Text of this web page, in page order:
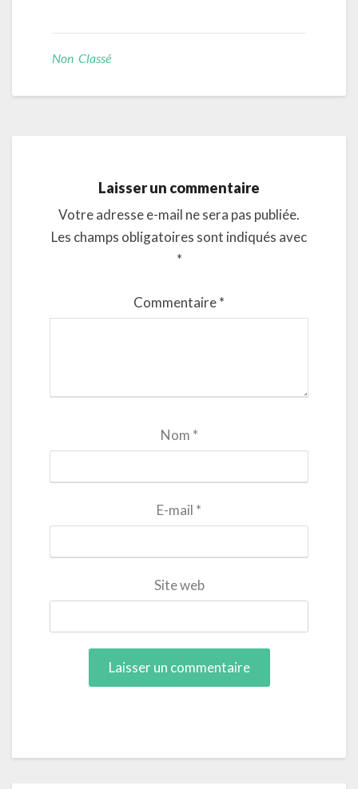
Non Classé
Laisser un commentaire
Votre adresse e-mail ne sera pas publiée.
Les champs obligatoires sont indiqués avec
*
Commentaire*
Nom *
E-mail *
Site web